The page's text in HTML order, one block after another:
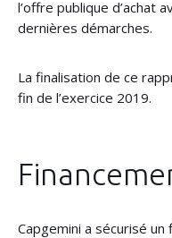
l’offre publique d’achat
dernières démarches.
La finalisation de ce
fin de l’exercice 2019.
Capgemini a sécurisé